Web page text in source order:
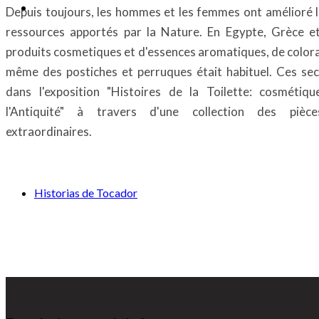
Depuis toujours, les hommes et les femmes ont amélioré
ressources apportés par la Nature. En Egypte, Grèce
produits cosmetiques et d'essences aromatiques, de
même des postiches et perruques était habituel. Ces
dans l'exposition "Histoires de la Toilette:
l'Antiquité" à travers d'une collection des
extraordinaires.
Historias de Tocador